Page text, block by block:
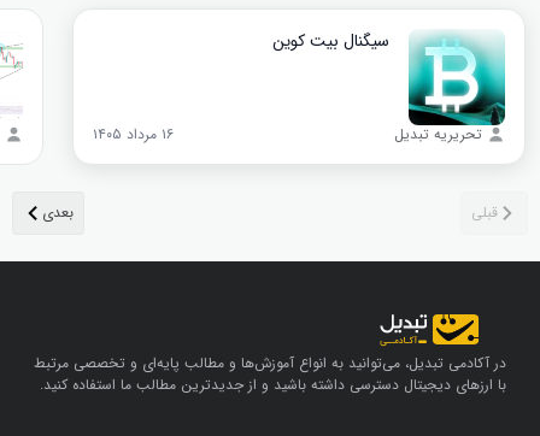
سیگنال بیت‌ کوین
تحریریه تبدیل ۱۶ مرداد ۱۴۰۵
در آکادمی تبدیل، می‌توانید به انواع آموزش‌ها و مطالب پایه‌ای و تخصصی مرتبط
با ارزهای دیجیتال دسترسی داشته باشید و از جدیدترین مطالب ما استفاده کنید.